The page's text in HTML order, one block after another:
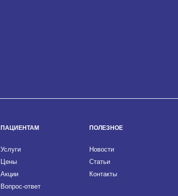
ПАЦИЕНТАМ
Услуги
Цены
Акции
Вопрос-ответ
ПОЛЕЗНОЕ
Новости
Статьи
Контакты